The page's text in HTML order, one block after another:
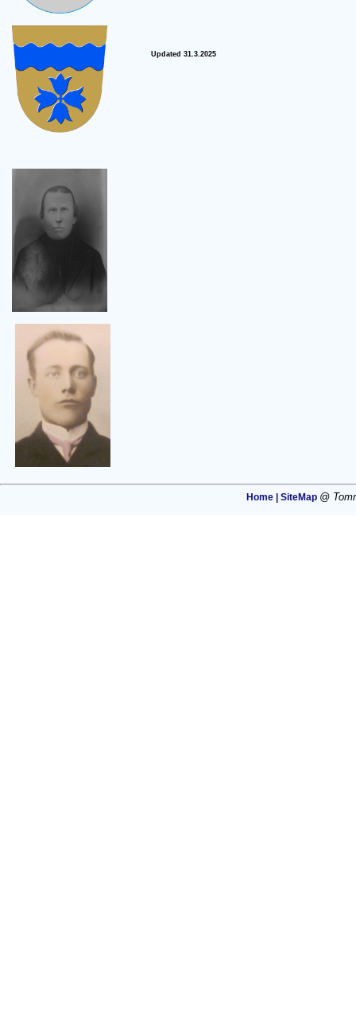
Updated 31.3.2025
Home | SiteMap @